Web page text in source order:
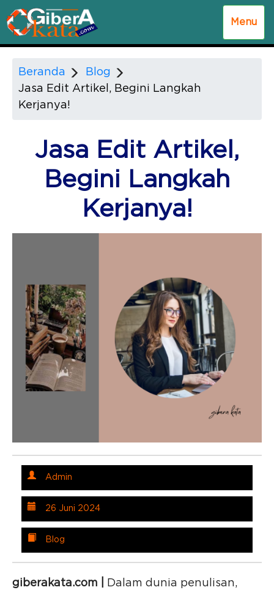
Menu
Beranda
Blog
Jasa Edit Artikel, Begini Langkah
Kerjanya!
Jasa Edit Artikel,
Begini Langkah
Kerjanya!
Admin
26 Juni 2024
Blog
giberakata.com |
Dalam dunia penulisan,